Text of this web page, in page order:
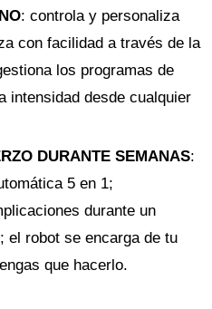
: controla y personaliza
con facilidad a través de la
los programas de
intensidad desde cualquier
DURANTE SEMANAS:
5 en 1;
durante un
el robot se encarga de tu
que hacerlo.